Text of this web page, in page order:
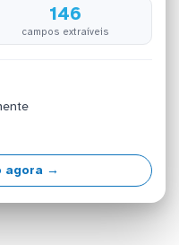
146
campos extraíveis
agora →